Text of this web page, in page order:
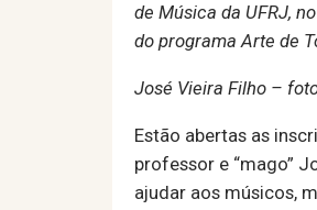
de Música da UFRJ,
do programa Arte de
José Vieira Filho –
Estão abertas as
professor e “mago”
ajudar aos músicos,